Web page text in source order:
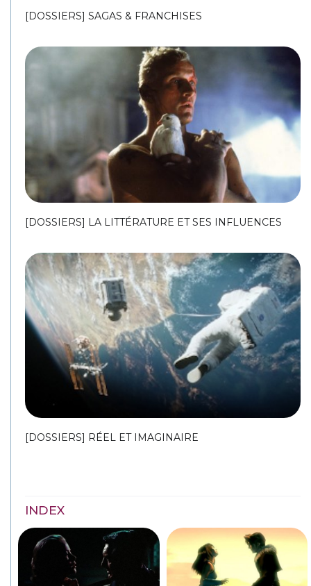
[DOSSIERS] SAGAS & FRANCHISES
[DOSSIERS] LA LITTÉRATURE ET SES INFLUENCES
[DOSSIERS] RÉEL ET IMAGINAIRE
INDEX